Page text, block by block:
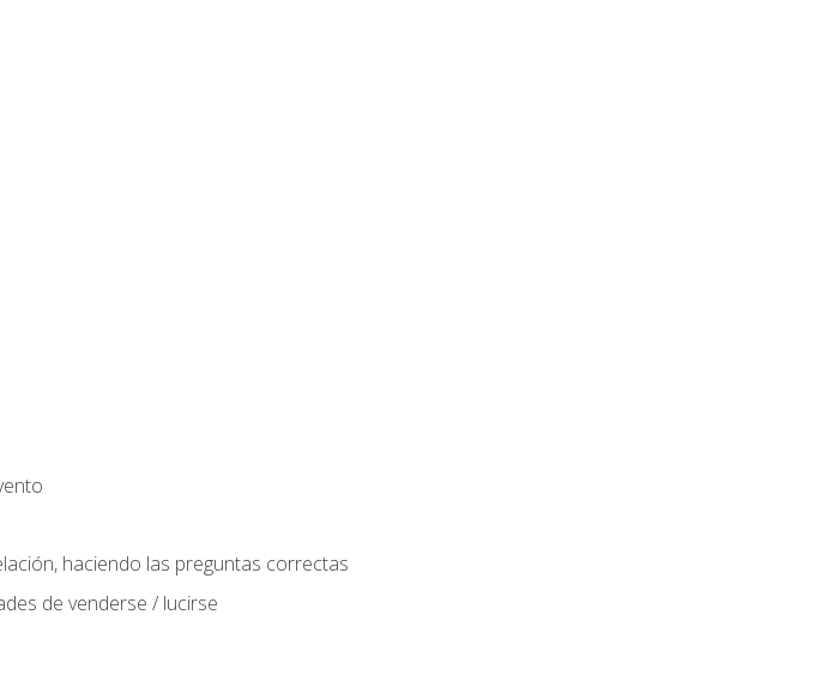
haciendo las preguntas correctas
de venderse / lucirse